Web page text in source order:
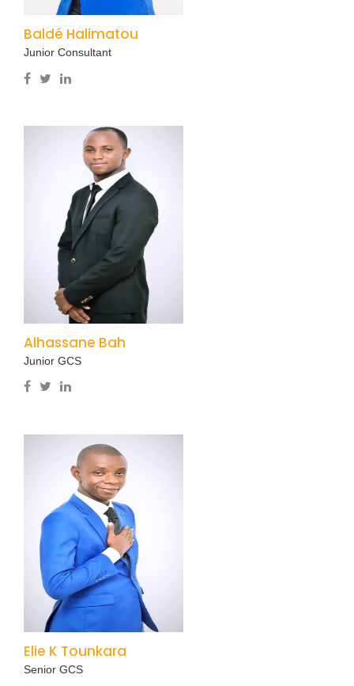
Baldé Halimatou
Junior Consultant
Alhassane Bah
Junior GCS
Elie K Tounkara
Senior GCS